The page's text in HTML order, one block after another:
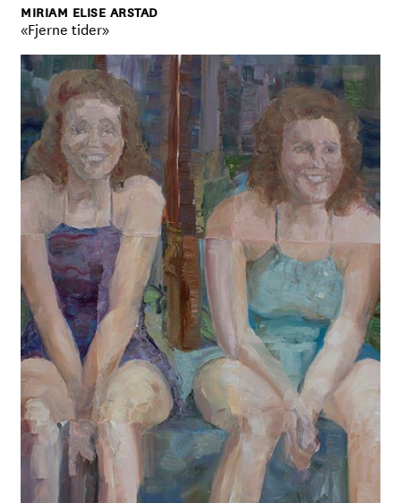
MIRIAM ELISE ARSTAD
«Fjerne tider»